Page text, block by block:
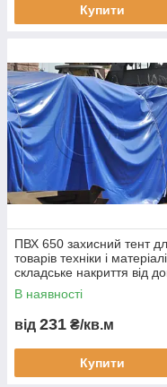
Купити
ПВХ 650 захисний тент
товарів техніки і
складське накриття від
снігу і сонця для бізнесу
В наявності
від 231 ₴/кв.м
Купити